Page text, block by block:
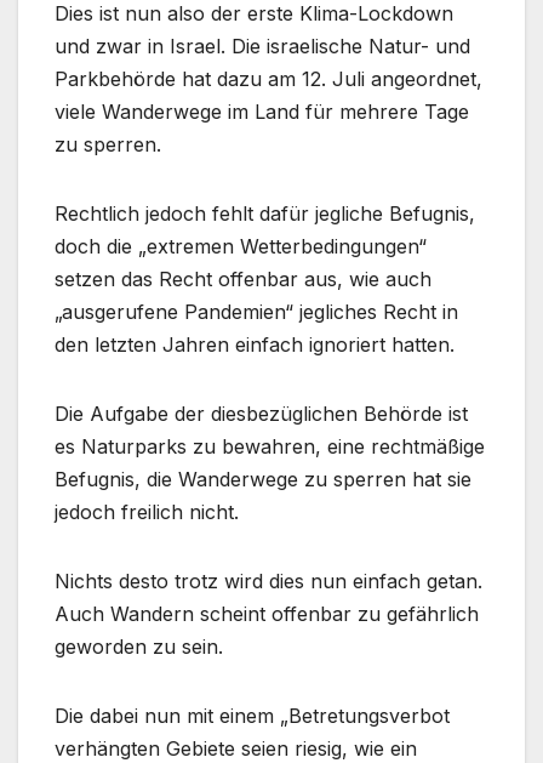
Dies ist nun also der erste Klima-Lockdown
und zwar in Israel. Die israelische Natur- und
Parkbehörde hat dazu am 12. Juli angeordnet,
viele Wanderwege im Land für mehrere Tage
zu sperren.
Rechtlich jedoch fehlt dafür jegliche Befugnis,
doch die „extremen Wetterbedingungen“
setzen das Recht offenbar aus, wie auch
„ausgerufene Pandemien“ jegliches Recht in
den letzten Jahren einfach ignoriert hatten.
Die Aufgabe der diesbezüglichen Behörde ist
es Naturparks zu bewahren, eine rechtmäßige
Befugnis, die Wanderwege zu sperren hat sie
jedoch freilich nicht.
Nichts desto trotz wird dies nun einfach getan.
Auch Wandern scheint offenbar zu gefährlich
geworden zu sein.
Die dabei nun mit einem „Betretungsverbot
verhängten Gebiete seien riesig, wie ein